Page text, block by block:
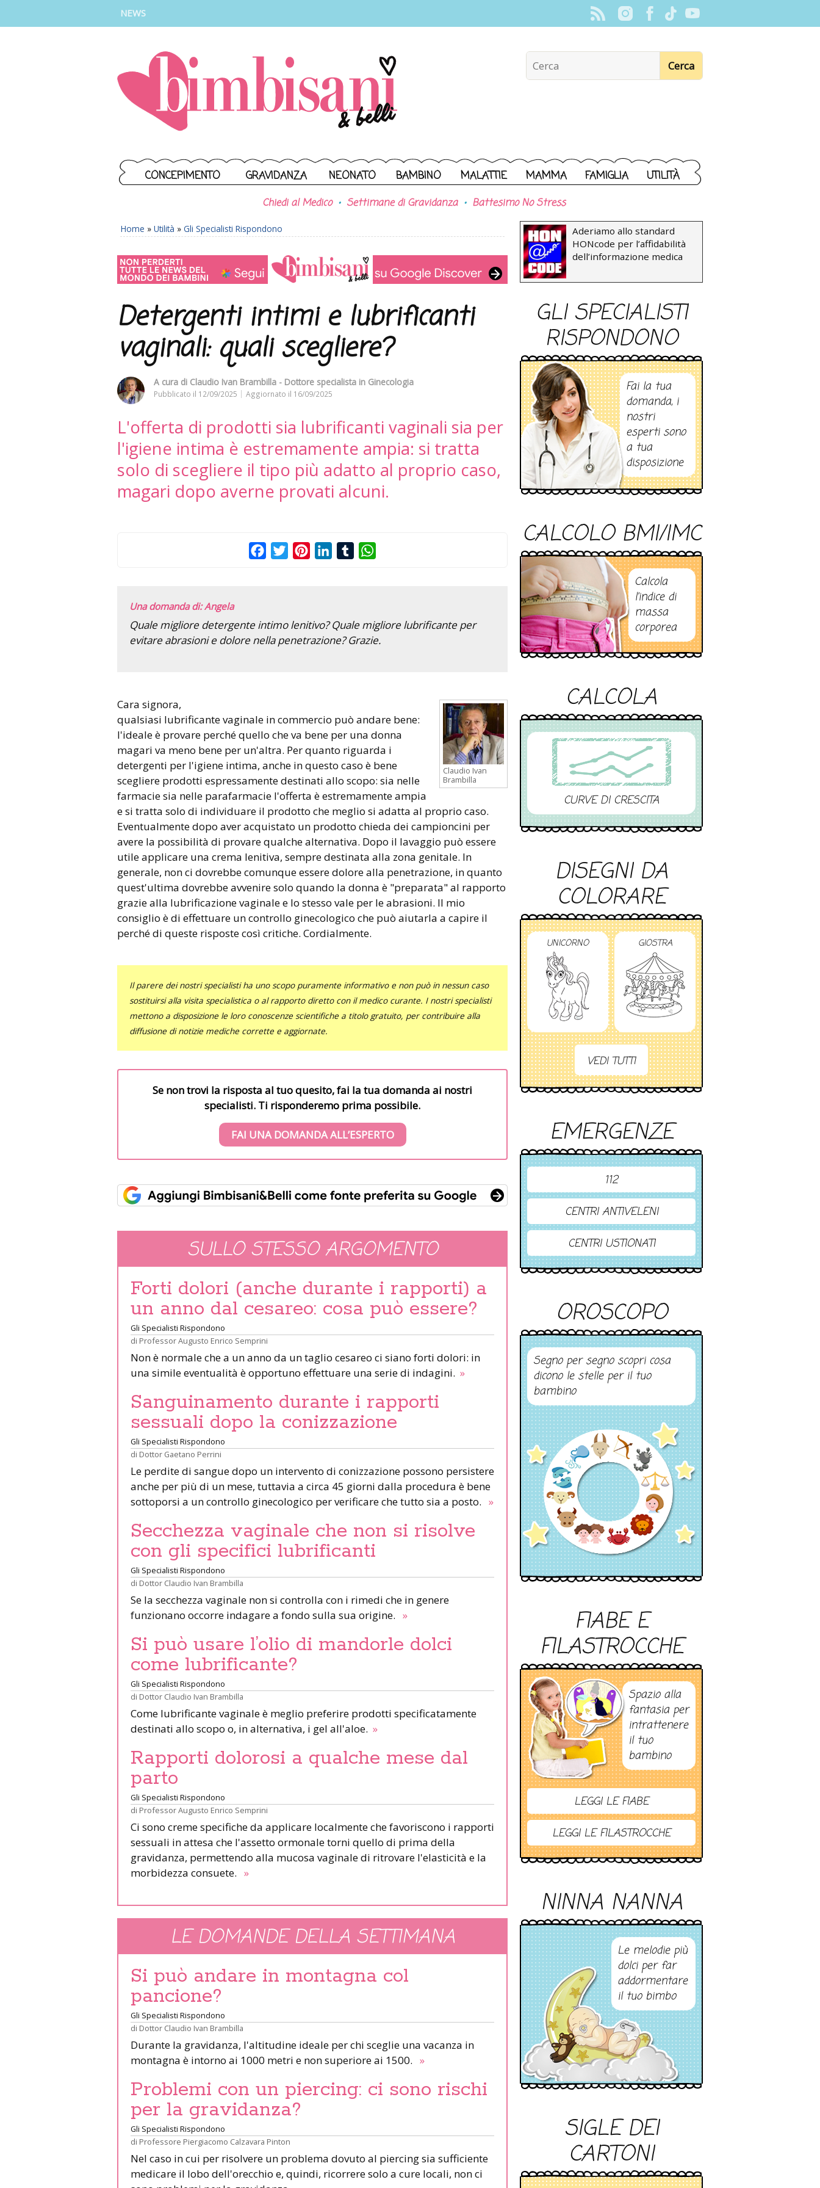
NEWS
CONCEPIMENTO GRAVIDANZA NEONATO BAMBINO MALATTIE MAMMA FAMIGLIA UTILITÀ
Chiedi al Medico Settimane di Gravidanza Battesimo No Stress
Home » Utilità » Gli Specialisti Rispondono
Detergenti intimi e lubrificanti
vaginali: quali scegliere?
A cura di Claudio Ivan Brambilla - Dottore specialista in Ginecologia
Pubblicato il 12/09/2025 Aggiornato il 16/09/2025
L'offerta di prodotti sia lubrificanti vaginali sia per
l'igiene intima è estremamente ampia: si tratta
solo di scegliere il tipo più adatto al proprio caso,
magari dopo averne provati alcuni.
FacebookTwitterPinterestLinkedInTumblr
Una domanda di: Angela
Quale migliore detergente intimo lenitivo? Quale migliore lubrificante per
evitare abrasioni e dolore nella penetrazione? Grazie.
Claudio Ivan
Brambilla
Cara signora,
qualsiasi lubrificante vaginale in commercio può andare bene:
l'ideale è provare perché quello che va bene per una donna
magari va meno bene per un'altra. Per quanto riguarda i
detergenti per l'igiene intima, anche in questo caso è bene
scegliere prodotti espressamente destinati allo scopo: sia nelle
farmacie sia nelle parafarmacie l'offerta è estremamente ampia
e si tratta solo di individuare il prodotto che meglio si adatta al proprio caso.
Eventualmente dopo aver acquistato un prodotto chieda dei campioncini per
avere la possibilità di provare qualche alternativa. Dopo il lavaggio può essere
utile applicare una crema lenitiva, sempre destinata alla zona genitale. In
generale, non ci dovrebbe comunque essere dolore alla penetrazione, in quanto
quest'ultima dovrebbe avvenire solo quando la donna è "preparata" al rapporto
grazie alla lubrificazione vaginale e lo stesso vale per le abrasioni. Il mio
consiglio è di effettuare un controllo ginecologico che può aiutarla a capire il
perché di queste risposte così critiche. Cordialmente.
Il parere dei nostri specialisti ha uno scopo puramente informativo e non può in nessun caso
sostituirsi alla visita specialistica o al rapporto diretto con il medico curante. I nostri specialisti
mettono a disposizione le loro conoscenze scientifiche a titolo gratuito, per contribuire alla
diffusione di notizie mediche corrette e aggiornate.
Se non trovi la risposta al tuo quesito, fai la tua domanda ai nostri
specialisti. Ti risponderemo prima possibile.
FAI UNA DOMANDA ALL’ESPERTO
SULLO STESSO ARGOMENTO
Forti dolori (anche durante i rapporti) a
un anno dal cesareo: cosa può essere?
Gli Specialisti Rispondono
di Professor Augusto Enrico Semprini
Non è normale che a un anno da un taglio cesareo ci siano forti dolori: in
una simile eventualità è opportuno effettuare una serie di indagini. »
Sanguinamento durante i rapporti
sessuali dopo la conizzazione
Gli Specialisti Rispondono
di Dottor Gaetano Perrini
Le perdite di sangue dopo un intervento di conizzazione possono persistere
anche per più di un mese, tuttavia a circa 45 giorni dalla procedura è bene
sottoporsi a un controllo ginecologico per verificare che tutto sia a posto. »
Secchezza vaginale che non si risolve
con gli specifici lubrificanti
Gli Specialisti Rispondono
di Dottor Claudio Ivan Brambilla
Se la secchezza vaginale non si controlla con i rimedi che in genere
funzionano occorre indagare a fondo sulla sua origine. »
Si può usare l’olio di mandorle dolci
come lubrificante?
Gli Specialisti Rispondono
di Dottor Claudio Ivan Brambilla
Come lubrificante vaginale è meglio preferire prodotti specificatamente
destinati allo scopo o, in alternativa, i gel all'aloe. »
Rapporti dolorosi a qualche mese dal
parto
Gli Specialisti Rispondono
di Professor Augusto Enrico Semprini
Ci sono creme specifiche da applicare localmente che favoriscono i rapporti
sessuali in attesa che l'assetto ormonale torni quello di prima della
gravidanza, permettendo alla mucosa vaginale di ritrovare l'elasticità e la
morbidezza consuete. »
LE DOMANDE DELLA SETTIMANA
Si può andare in montagna col
pancione?
Gli Specialisti Rispondono
di Dottor Claudio Ivan Brambilla
Durante la gravidanza, l'altitudine ideale per chi sceglie una vacanza in
montagna è intorno ai 1000 metri e non superiore ai 1500. »
Problemi con un piercing: ci sono rischi
per la gravidanza?
Gli Specialisti Rispondono
di Professore Piergiacomo Calzavara Pinton
Nel caso in cui per risolvere un problema dovuto al piercing sia sufficiente
medicare il lobo dell'orecchio e, quindi, ricorrere solo a cure locali, non ci
Aderiamo allo standard
HONcode per l’affidabilità
dell’informazione medica
GLI SPECIALISTI
RISPONDONO
Fai la tua
domanda, i
nostri
esperti sono
a tua
disposizione
CALCOLO BMI/IMC
Calcola
l’indice di
massa
corporea
CALCOLA
CURVE DI CRESCITA
DISEGNI DA
COLORARE
UNICORNO GIOSTRA
VEDI TUTTI
EMERGENZE
112
CENTRI ANTIVELENI
CENTRI USTIONATI
OROSCOPO
Segno per segno scopri cosa
dicono le stelle per il tuo
bambino
FIABE E
FILASTROCCHE
Spazio alla
fantasia per
intrattenere
il tuo
bambino
LEGGI LE FIABE
LEGGI LE FILASTROCCHE
NINNA NANNA
Le melodie più
dolci per far
addormentare
il tuo bimbo
SIGLE DEI
CARTONI